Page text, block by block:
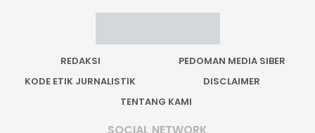
REDAKSI
PEDOMAN MEDIA SIBER
KODE ETIK JURNALISTIK
DISCLAIMER
TENTANG KAMI
SOCIAL NETWORK